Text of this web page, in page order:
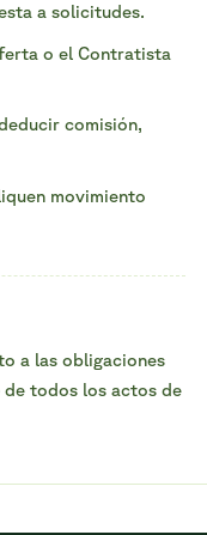
a solicitudes.
o el Contratista
comisión,
movimiento
a las obligaciones
todos los actos de